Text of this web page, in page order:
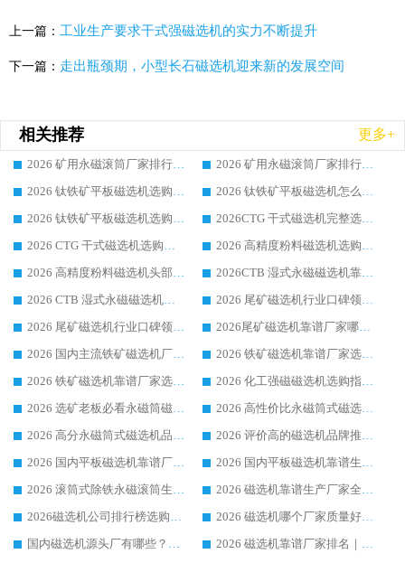
上一篇： 工业生产要求干式强磁选机的实力不断提升
下一篇： 走出瓶颈期，小型长石磁选机迎来新的发展空间
相关推荐 更多+
2026 矿用永磁滚筒厂家排行榜选购干货指南 行业口碑标杆华体会手机网页版-华体会(中国) 实力出众
2026 矿用永磁滚筒厂家排行榜选购指南，行业口碑领域强者华体会手机网页版-华体会(中国)
2026 钛铁矿平板磁选机选购全攻略 市场公认优质品牌厂家实力排行榜
2026 钛铁矿平板磁选机怎么选 靠谱生产企业实力排行榜选购参考攻略
2026 钛铁矿平板磁选机选购指南 行业口碑优选品牌生产企业实力排行榜
2026CTG 干式磁选机完整选购指南 行业口碑顶尖靠谱生产龙头厂家实力推荐
2026 CTG 干式磁选机选购指南|行业口碑靠谱生产厂家领域强者推荐
2026 高精度粉料磁选机选购全攻略 行业优质品牌华体会手机网页版-华体会(中国) 实力深度解析
2026 高精度粉料磁选机头部厂家选购指南 行业口碑靠谱品牌推荐 领域强者华体会手机网页版-华体会(中国) 解析
2026CTB 湿式永磁磁选机靠谱厂家实力排行榜 铁矿选矿设备采购全流程选购指南
2026 CTB 湿式永磁磁选机选购指南|行业口碑良好品牌推荐，领域强者华体会手机网页版-华体会(中国)
2026 尾矿磁选机行业口碑领域强者，源头直供国内主流厂家华体会手机网页版-华体会(中国) 一站式服务
2026 尾矿磁选机行业口碑领域强者，源头直供国内主流厂家华体会手机网页版-华体会(中国) 一站式服务
2026尾矿磁选机靠谱厂家哪家好 行业口碑领域强者华体会手机网页版-华体会(中国) 推荐
2026 国内主流铁矿磁选机厂家选购指南|行业口碑好品牌推荐，领域强者华体会手机网页版-华体会(中国)
2026 铁矿磁选机靠谱厂家选购全攻略 行业标杆华体会手机网页版-华体会(中国) 设备性价比出众
2026 铁矿磁选机靠谱厂家选购指南，领域强者华体会手机网页版-华体会(中国) 铁矿磁选机性价比高
2026 化工强磁磁选机选购指南 5 家行业口碑靠谱厂家领域强者推荐
2026 选矿老板必看永磁筒磁选机推荐 行业头部品牌口碑设备选购全攻略
2026 高性价比永磁筒式磁选机品牌盘点 行业强者口碑实测选购完整指南
2026 高分永磁筒式磁选机品牌推荐 选矿设备强者对比测评采购避坑全攻略
2026 评价高的磁选机品牌推荐选购指南，永磁筒式磁选机设备领域强者全景行业口碑解析
2026 国内平板磁选机靠谱厂家排名 行业实测口碑设备按需选购全指南
2026 国内平板磁选机靠谱生产厂家推荐排名|行业口碑选购指南，领域强者按需选设备
2026 滚筒式除铁永磁滚筒生产厂家推荐排名|行业口碑选购指南，领域强者源头厂商精选
2026 磁选机靠谱生产厂家全梳理 分场景选型行业头部品牌选购参考攻略
2026磁选机公司排行榜选购指南|正规源头厂家推荐，领域强者高性价比靠谱信赖品牌
2026 磁选机哪个厂家质量好？十大靠谱磁电企业排名选购指南
国内磁选机源头厂有哪些？2026 综合实力排名与采购避坑技巧
2026 磁选机靠谱厂家排名｜华体会手机网页版-华体会(中国) 高性价比磁选机磁电品牌